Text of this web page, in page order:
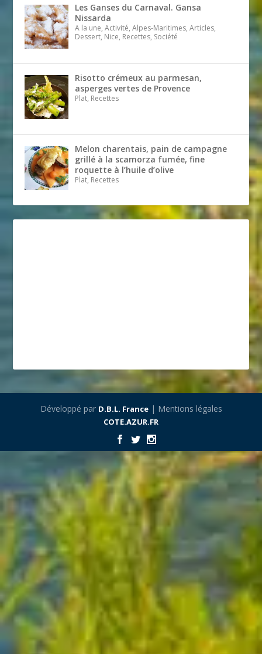
Les Ganses du Carnaval. Gansa
Nissarda
A la une, Activité, Alpes-Maritimes, Articles,
Dessert, Nice, Recettes, Société
Risotto crémeux au parmesan,
asperges vertes de Provence
Plat, Recettes
Melon charentais, pain de campagne
grillé à la scamorza fumée, fine
roquette à l’huile d’olive
Plat, Recettes
Développé par D.B.L. France| Mentions légales
COTE.AZUR.FR